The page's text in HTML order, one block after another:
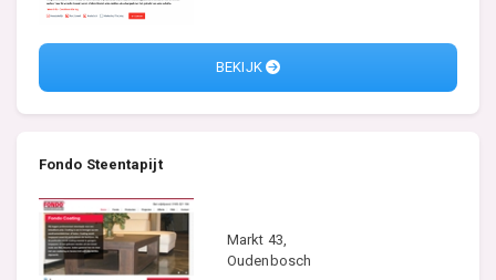
BEKIJK
Fondo Steentapijt
Markt 43,
Oudenbosch